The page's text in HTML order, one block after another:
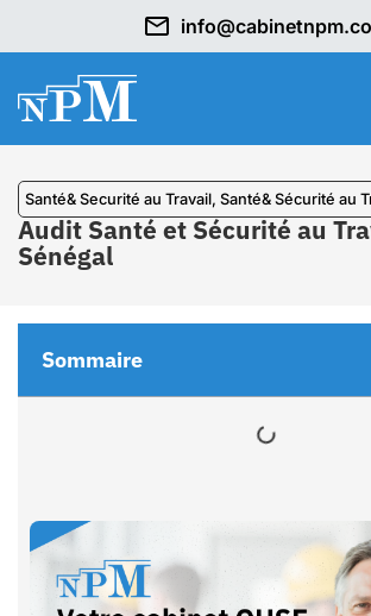
Santé& Securité au Travail, Santé& Sécurité au
Audit Santé et Sécurité au
Sénégal
Sommaire